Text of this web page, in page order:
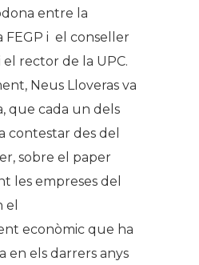
entre la
FEGP i el conseller
el rector de la UPC.
Neus Lloveras va
que cada un dels
contestar des del
sobre el paper
les empreses del
el
econòmic que ha
en els darrers anys